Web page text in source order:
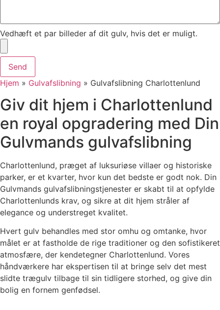
Vedhæft et par billeder af dit gulv, hvis det er muligt.
Send
Hjem » Gulvafslibning » Gulvafslibning Charlottenlund
Giv dit hjem i Charlottenlund
en royal opgradering med Din
Gulvmands gulvafslibning
Charlottenlund, præget af luksuriøse villaer og historiske
parker, er et kvarter, hvor kun det bedste er godt nok. Din
Gulvmands gulvafslibningstjenester er skabt til at opfylde
Charlottenlunds krav, og sikre at dit hjem stråler af
elegance og understreget kvalitet.
Hvert gulv behandles med stor omhu og omtanke, hvor
målet er at fastholde de rige traditioner og den sofistikeret
atmosfære, der kendetegner Charlottenlund. Vores
håndværkere har ekspertisen til at bringe selv det mest
slidte trægulv tilbage til sin tidligere storhed, og give din
bolig en fornem genfødsel.